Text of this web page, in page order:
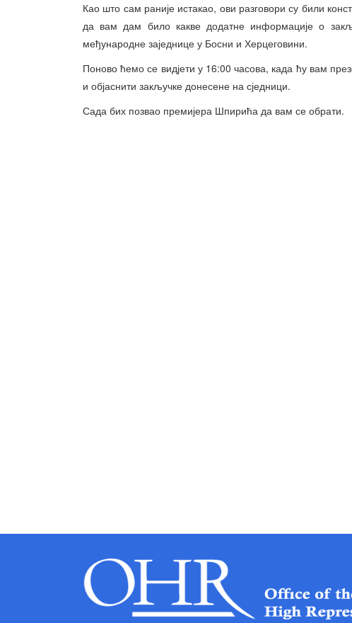
Као што сам раније истакао, ови разговори су били
да вам дам било какве додатне информације о
међународне заједнице у Босни и Херцеговини.
Поново ћемо се видјети у 16:00 часова, када ћу вам
и објаснити закључке донесене на сједници.
Сада бих позвао премијера Шпирића да вам се обрати.